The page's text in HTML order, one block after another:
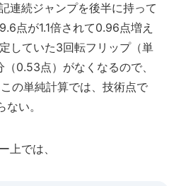
連続ジャンプを後半に持って
点が1.1倍されて0.96点増え
していた3回転フリップ（単
0.53点）がなくなるので、
の単純計算では、技術点で
い。
上では、